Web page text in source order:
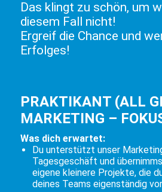
Das klingt zu schön, um
diesem Fall nicht!
Ergreif die Chance und
Erfolges!
PRAKTIKANT (ALL
MARKETING –
Was dich erwartet:
Du unterstützt unser
Tagesgeschäft und
eigene kleinere Projekte, die
deines Teams eigenständig